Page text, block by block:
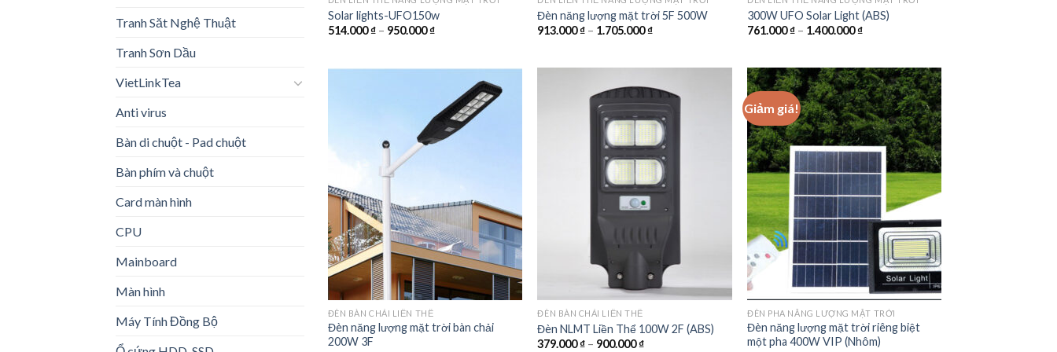
Tranh Săt Nghệ Thuật
Tranh Sơn Dầu
VietLinkTea
Anti virus
Bàn di chuột - Pad chuột
Bàn phím và chuột
Card màn hình
CPU
Mainboard
Màn hình
Máy Tính Đồng Bộ
Solar lights-UFO150w
514.000₫ – 950.000₫Khoảng
đến
950.000 ₫
Đèn năng lượng mặt trời 5F 500W
913.000₫ – 1.705.000₫Khoảng
1.705.000 ₫
300W UFO Solar Light (ABS)
761.000₫ – 1.400.000₫Khoảng
đến
1.400.000 ₫
ĐÈN BÀN CHẢI LIỀN THỂ
Đèn năng lượng mặt trời bàn chải
200W 3F
ĐÈN BÀN CHẢI LIỀN THỂ
Đèn NLMT Liền Thể 100W 2F (ABS)
379.000₫ – 900.000₫Khoảng
Giảm giá!
Add to
wishlist
ĐÈN PHA NĂNG LƯỢNG MẶT TRỜI
Đèn năng lượng mặt trời riêng biệt
một pha 400W VIP (Nhôm)